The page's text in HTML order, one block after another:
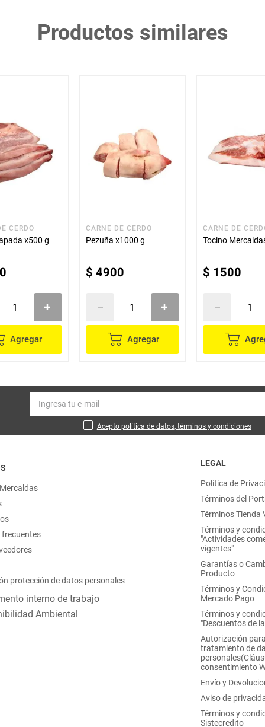
Productos similares
CERDO
x500 g
Agregar
CARNE DE CERDO
Pezuña x1000 g
$ 4900
Agregar
CARNE DE
Tocino
$ 1500
Acepto política de datos, términos y condiciones
protección de datos personales
interno de trabajo
Ambiental
LEGAL
Política de
Términos del
Términos Tienda
Términos y
"Actividades
vigentes"
Garantías o
Producto
Términos y
Mercado Pago
Términos y
"Descuentos de
Autorización
tratamiento de
consentimiento
Envío y
Aviso de
Términos y
Sistecredito